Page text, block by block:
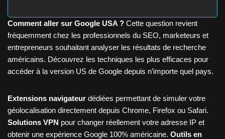
Comment aller sur Google USA ? Cette question revient
fréquemment chez les professionnels du SEO, marketeurs et
entrepreneurs souhaitant analyser les résultats de recherche
américains. Découvrez les techniques les plus efficaces pour
accéder à la version US de Google depuis n’importe quel pays.
Extensions navigateur dédiées permettant de simuler votre
géolocalisation directement depuis Chrome, Firefox ou Safari.
Solutions VPN pour changer réellement votre adresse IP et
obtenir une expérience Google 100% américaine. Outils en